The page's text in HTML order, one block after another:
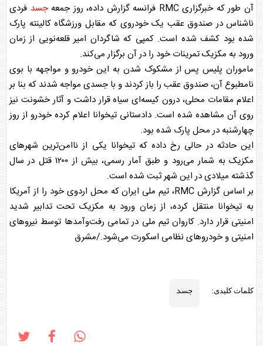
آن طور که خبرگزاری RMC فرانسه گزارش داده، روز جمعه جسد فردی
ناشناس در صندوق عقب یک خودروی که مقابل ورزشگاه کالینته پارک
شده بود کشف شده است. کمپی که شاگردان امیر قلعه‌نویی از زمان
ورود به مکزیک تمرینات خود را در آن برگزار می‌کند.
ماموران پلیس پس از مشکوک شدن به این خودرو و مواجهه با بوی
نامطبوع آن، صندوق عقب را باز کردند و باجسدی مواجه شدند که بنا بر
اعلام مقامات محلی، درون کیسه‌ای سیاه قرار داشت و آثار خشونت نیز
روی آن مشاهده شده است. دادستانی تیخوانا اعلام کرده خودرو از روز
چهارشنبه در محل پارک شده بود.
این حادثه در حالی رخ داده که تیخوانا یکی از ناامن‌ترین شهرهای
مکزیک به شمار می‌رود و طبق آمار رسمی، بیش از ۱۲۰۰ قتل در سال
گذشته میلادی در این شهر ثبت شده است.
بر اساس گزارش RMC، تیم ملی ایران که محل اردوی خود را از آمریکا
به تیخوانا منتقل کرده، از زمان ورود به مکزیک تحت تدابیر شدید
امنیتی قرار دارد. کاروان تیم ملی در تمامی رفت‌وآمدها توسط نیروهای
امنیتی و خودروهای نظامی اسکورت می‌شود./مشرق
کلمات کلیدی: جسد